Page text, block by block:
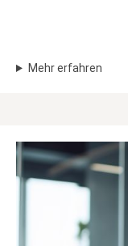
Mehr erfahren